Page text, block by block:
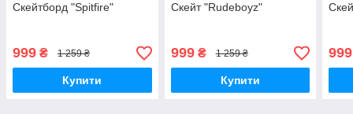
Скейтборд "Spitfire"
999 ₴ 1 259 ₴
Купити
Скейт "Rudeboyz"
999₴ 1 259 ₴
Купити
999